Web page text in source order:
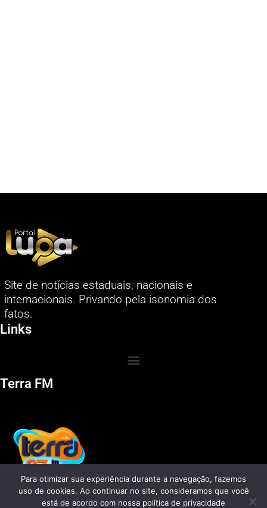
Site de notícias estaduais, nacionais e
internacionais. Privando pela isonomia dos
fatos.
Links
Terra FM
Para otimizar sua experiência durante a navegação, fazemos
uso de cookies. Ao continuar no site, consideramos que você
está de acordo com nossa política de privacidade